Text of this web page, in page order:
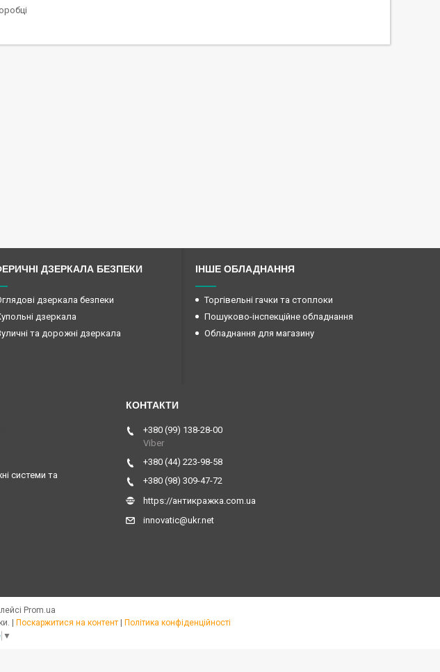
ДЗЕРКАЛА БЕЗПЕКИ
дзеркала безпеки
дзеркала
та дорожні дзеркала
ІНШЕ ОБЛАДНАННЯ
Торгівельні гачки та стоплоки
Пошуково-інспекційне обладнання
Обладнання для магазину
системи та
+380 (99) 138-28-00
Viber
+380 (44) 223-98-58
+380 (98) 309-47-72
https://антикражка.com.ua
innovatic@ukr.net
Prom.ua
Поскаржитися на контент
Політика конфіденційності
▼